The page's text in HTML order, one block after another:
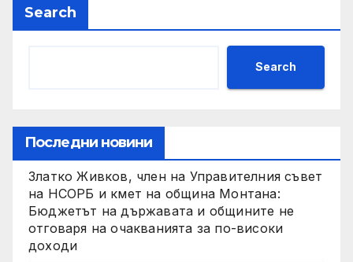
Search
Search
Последни новини
Златко Живков, член на Управителния съвет
на НСОРБ и кмет на община Монтана:
Бюджетът на държавата и общините не
отговаря на очакванията за по-високи
доходи